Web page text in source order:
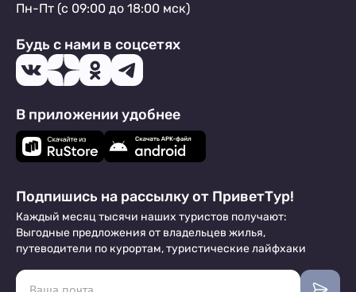
Пн-Пт (с 09:00 до 18:00 мск)
Будь с нами в соцсетях
В приложении удобнее
Подпишись на рассылку от ПриветТур!
Каждый месяц тысячи наших туристов получают:
Выгодные предложения от владельцев жилья,
путеводители по курортам, туристические лайфхаки